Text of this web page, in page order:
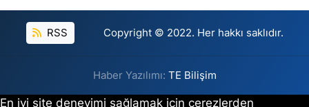
RSS Copyright © 2022. Her hakkı saklıdır.
Haber Yazılımı: TE Bilişim
En iyi site deneyimi sağlamak için çerezlerden